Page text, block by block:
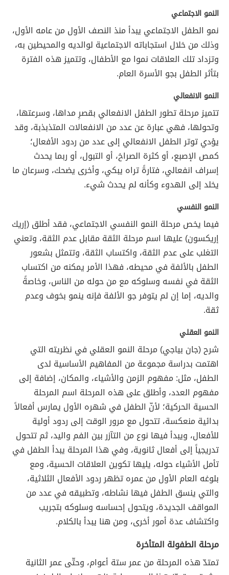
النمو الاجتماعي
نمو الطفل الاجتماعي يبدأ منذ النصف الأول من عامه الأول،
وذلك من خلال استجاباته الاجتماعية لوالديه والمحيطين به،
وتزداد تلك العلاقات نموا مع الأطفال، وتتميز هذه الفترة
بتأثر الطفل بجو الأسرة العام.
النمو الانفعالي
تتميز مرحلة تطور الطفل الانفعالي بقصرِ مداها، وسرعتها،
وتحولها، فهي عبارة عن عدد من الانفعالات المتذبذبة، وقد
يؤدي توتر الطفل الانفعالي إلى عدد من ردود الأفعال؛
كمص الإصبع، أو كثرة الصراخ، أو التبول، أو ربما يحدث
إسراف انفعالي، فتارةً تراه يبكي، وأخرى يضحك، وسرعان ما
يخلد إلى الهدوء وكأنه لم يحدث شيء.
النمو النفسي
فيما يخص مرحلة النمو النفسي الاجتماعي، فقد أطلق (إريك
إريكسون) عليها اسم مرحلة الثقة مقابل عدم الثقة، وتعني
التغلب على عدم الثقة، واكتساب الثقة، وتتمثل بشعور
الطفل بالألفة في محيطه، فهذا الأمر يمكنه من اكتساب
الثقة في نفسه وسلوكه مع من حوله من الناس، وخاصةً
والديه، إما إن لم يتوفر جو الألفة فإنه ينمو بخوف وعدم
ثقة.
النمو العقلي
شرح (جان بياجي) مرحلة النمو العقلي في نظريته التي
اهتمت بدراسة مجموعة من المفاهيم الأساسية لدى
الطفل، مثل: مفهوم الزمن والأشياء، والمكان، إضافة إلى
مفهوم العدد، وأطلق على هذه المرحلة اسم المرحلة
الحسية الحركية؛ لأنّ الطفل في شهره الأول يمارس أفعالاً
بدائية منعكسة، تتحول مع مرور الوقت إلى ردود أولية
للأفعال، ويبدأ فيها نوع من التآزر بين الفم واليد، ثم تتحول
تدريجياً إلى أفعال ثانوية، وفي هذا المرحلة يبدأ الطفل في
تأمل الأشياء حوله، يليها تكوين العلاقات الحسية، ومع
بلوغه العام الأول من عمره تظهر ردود الأفعال الثلاثية،
والتي ينسق الطفل فيها نشاطه، وتطبيقه في عدد من
المواقف الجديدة، ويتحول إحساسه وسلوكه بتجريب
واكتشاف عدة أمور أخرى، ومن هنا يبدأ بالكلام.
مرحلة الطفولة المتأخرة
تمتدّ هذه المرحلة من عمر ستة أعوام، وحتّى عمر الثانية